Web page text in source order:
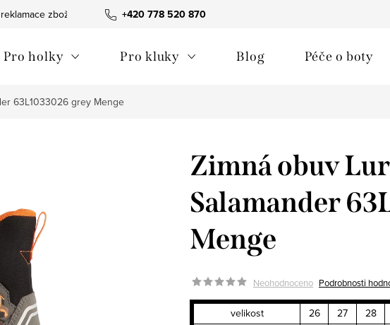
+420 778 520 870
zboží Obchodní podmínky
Pro holky Pro kluky Blog Péče o boty
63L1033026 grey Menge
Zimná obuv
Salamander
Menge
Neohodnoceno Podrobnosti
velikost 26 27 28